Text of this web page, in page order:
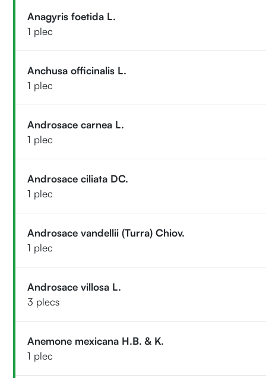
Anagyris foetida L.
1 plec
Anchusa officinalis L.
1 plec
Androsace carnea L.
1 plec
Androsace ciliata DC.
1 plec
Androsace vandellii (Turra) Chiov.
1 plec
Androsace villosa L.
3 plecs
Anemone mexicana H.B. & K.
1 plec